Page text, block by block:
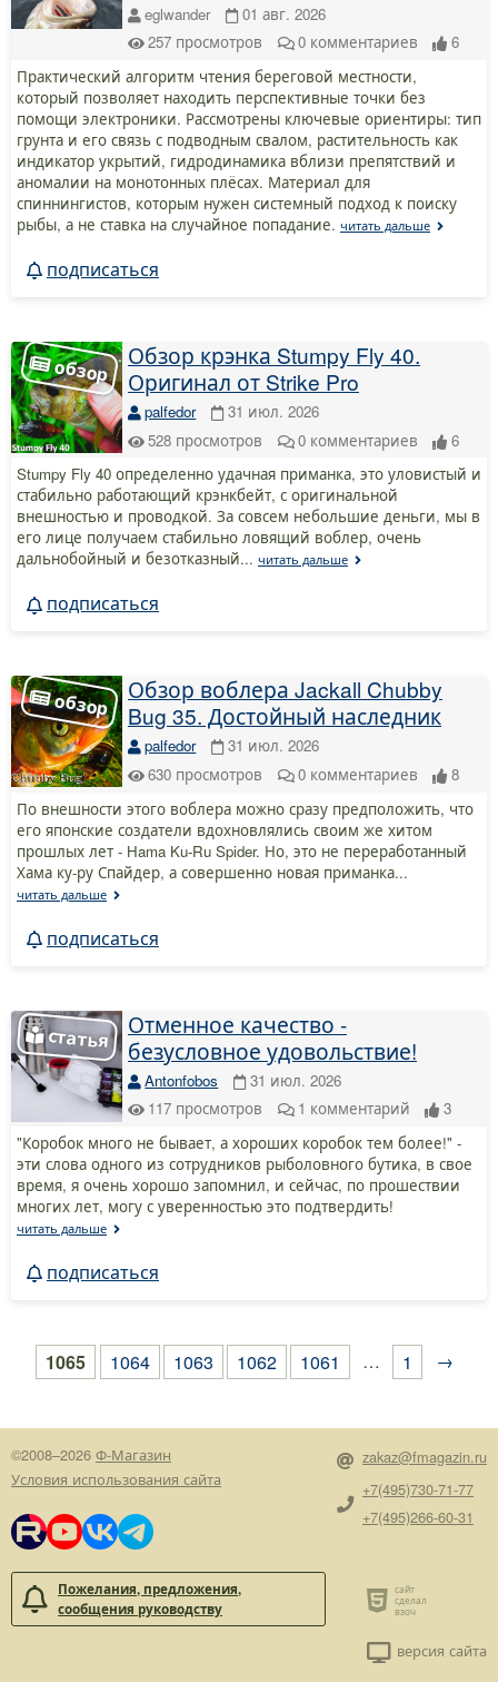
eglwander
01 авг. 2026
257 просмотров 0 комментариев
6
Практический алгоритм чтения береговой местности,
который позволяет находить перспективные точки без
помощи электроники. Рассмотрены ключевые ориентиры: тип
грунта и его связь с подводным свалом, растительность как
индикатор укрытий, гидродинамика вблизи препятствий и
аномалии на монотонных плёсах. Материал для
спиннингистов, которым нужен системный подход к поиску
рыбы, а не ставка на случайное попадание. читать дальше
подписаться
Обзор крэнка Stumpy Fly 40.
Оригинал от Strike Pro
palfedor
31 июл. 2026
528 просмотров 0 комментариев
6
Stumpy Fly 40 определенно удачная приманка, это уловистый и
стабильно работающий крэнкбейт, с оригинальной
внешностью и проводкой. За совсем небольшие деньги, мы в
его лице получаем стабильно ловящий воблер, очень
дальнобойный и безотказный... читать дальше
подписаться
Обзор воблера Jackall Chubby
Bug 35. Достойный наследник
palfedor
31 июл. 2026
630 просмотров 0 комментариев
8
По внешности этого воблера можно сразу предположить, что
его японские создатели вдохновлялись своим же хитом
прошлых лет - Hama Ku-Ru Spider. Но, это не переработанный
Хама ку-ру Спайдер, а совершенно новая приманка...
читать дальше
подписаться
Отменное качество -
безусловное удовольствие!
Antonfobos
31 июл. 2026
117 просмотров 1 комментарий
3
"Коробок много не бывает, а хороших коробок тем более!" -
эти слова одного из сотрудников рыболовного бутика, в свое
время, я очень хорошо запомнил, и сейчас, по прошествии
многих лет, могу с уверенностью это подтвердить!
читать дальше
подписаться
1065 1064 1063 1062 1061 … 1 →
©2008–2026 Ф-Магазин
Условия использования сайта
Пожелания, предложения,
сообщения руководству
zakaz@fmagazin.ru
+7(495)730-71-77
+7(495)266-60-31
версия сайта